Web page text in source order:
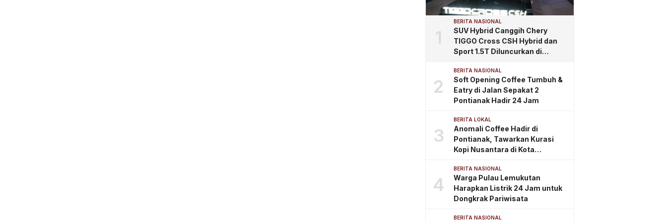
1
BERITA NASIONAL
SUV Hybrid Canggih Chery
TIGGO Cross CSH Hybrid dan
Sport 1.5T Diluncurkan di
Kemewahan dan Teknologi
Masa Depan
2
BERITA NASIONAL
Soft Opening Coffee Tumbuh &
Eatry di Jalan Sepakat 2
Pontianak Hadir 24 Jam
3
BERITA LOKAL
Anomali Coffee Hadir di
Pontianak, Tawarkan Kurasi
Kopi Nusantara di Kota
4
BERITA NASIONAL
Warga Pulau Lemukutan
Harapkan Listrik 24 Jam untuk
Dongkrak Pariwisata
BERITA NASIONAL